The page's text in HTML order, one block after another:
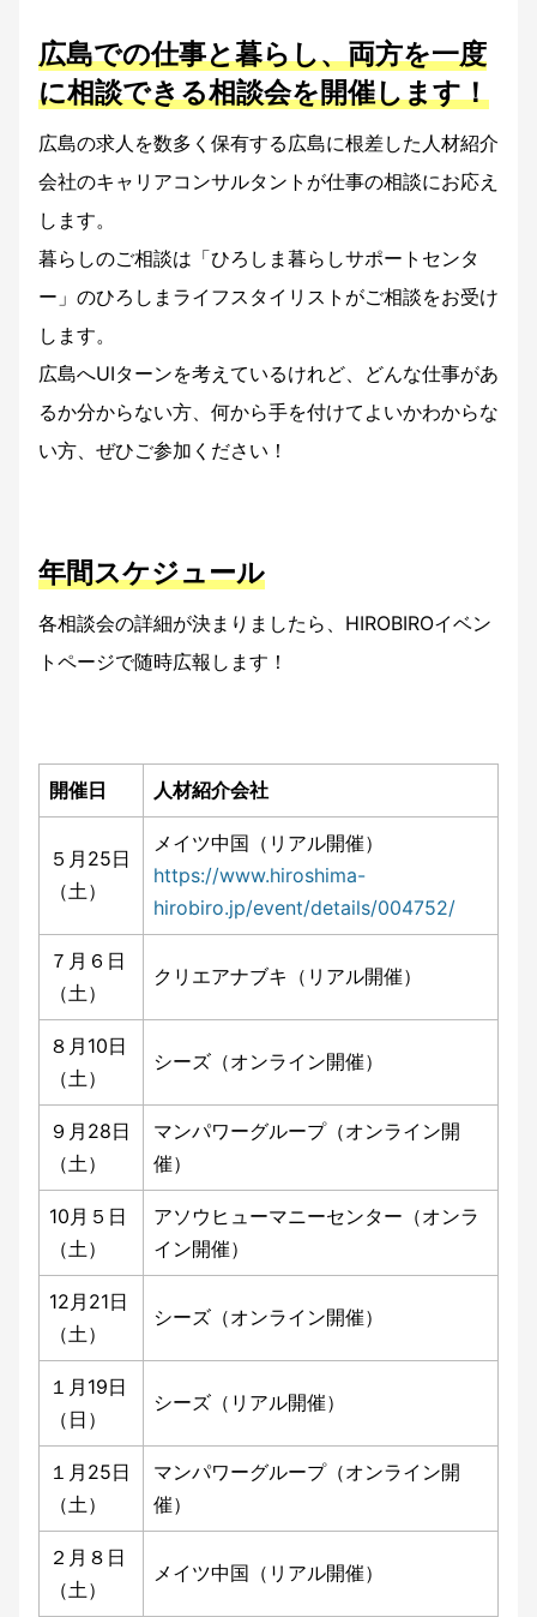
広島での仕事と暮らし、両方を一度
に相談できる相談会を開催します！
広島の求人を数多く保有する広島に根差した人材紹介
会社のキャリアコンサルタントが仕事の相談にお応え
します。
暮らしのご相談は「ひろしま暮らしサポートセンタ
ー」のひろしまライフスタイリストがご相談をお受け
します。
広島へUIターンを考えているけれど、どんな仕事があ
るか分からない方、何から手を付けてよいかわからな
い方、ぜひご参加ください！
年間スケジュール
各相談会の詳細が決まりましたら、HIROBIROイベン
トページで随時広報します！
開催日 人材紹介会社
５月25日
（土）
メイツ中国（リアル開催）
https://www.hiroshima-
hirobiro.jp/event/details/004752/
７月６日
（土）
クリエアナブキ（リアル開催）
８月10日
（土）
シーズ（オンライン開催）
９月28日
（土）
マンパワーグループ（オンライン開
催）
10月５日
（土）
アソウヒューマニーセンター（オンラ
イン開催）
12月21日
（土）
シーズ（オンライン開催）
１月19日
（日）
シーズ（リアル開催）
１月25日
（土）
マンパワーグループ（オンライン開
催）
２月８日
（土）
メイツ中国（リアル開催）